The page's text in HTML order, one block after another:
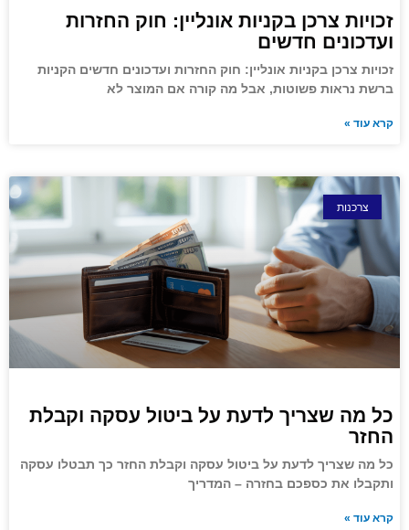
זכויות צרכן בקניות אונליין: חוק החזרות
ועדכונים חדשים
זכויות צרכן בקניות אונליין: חוק החזרות ועדכונים חדשים הקניות
ברשת נראות פשוטות, אבל מה קורה אם המוצר לא
קרא עוד »
צרכנות
כל מה שצריך לדעת על ביטול עסקה וקבלת
החזר
כל מה שצריך לדעת על ביטול עסקה וקבלת החזר כך תבטלו עסקה
ותקבלו את כספכם בחזרה – המדריך
קרא עוד »